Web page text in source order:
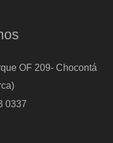
OF 209- Chocontá
0337